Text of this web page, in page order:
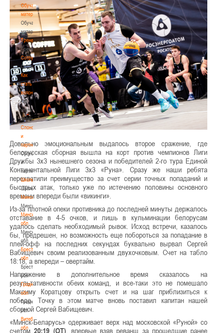
Обучающие
материалы
Обучающие
материалы
Тренерам
Тренерам
Сотрудничество
Сотрудничество
Как
стать
волонтером
Как
стать
волонтером
Спонсоры
и
партнеры
Спонсоры
и
партнеры
Школы
Школы
Минск
Минск
Минская
обл
Минская
обл
Брестская
обл
Брестская
обл
Гродненская
обл
Гродненская
обл
Витебская
обл
Довольно эмоциональным выдалось второе сражение, где
белорусская сборная вышла на корт против чемпионов Лиги
Дружбы 3х3 нынешнего сезона и победителей 2-го тура Единой
Континентальной Лиги 3х3 «Руна». Сразу же наши ребята
перехватили преимущество за счет серии точных попаданий и
быстрых атак, только уже по истечению половины основного
времени впереди были «викинги».
Из-за плотной опеки противника до последней минуты держалось
отставание в 4-5 очков, и лишь в кульминации белорусам
удалось сделать необходимый рывок. Исход встречи, казалось
бы, предрешен, но возможность еще побороться за попадание в
плей-офф на последних секундах буквально вырвал Сергей
Вабищевич своим реализованным двухочковым. Счет на табло
18:18, а впереди – овертайм.
Напряжение в дополнительное время сказалось на
результативности обеих команд, и все-таки это не помешало
Максиму Коратцову открыть счет и на шаг приблизиться к
победе. Точку в этом матче вновь поставил капитан нашей
сборной Сергей Вабищевич.
«Минск-Беларусь» одерживает верх над московской «Руной» со
счетом20:19 (ОТ), впервые взяв реванш за прошедшие ранее